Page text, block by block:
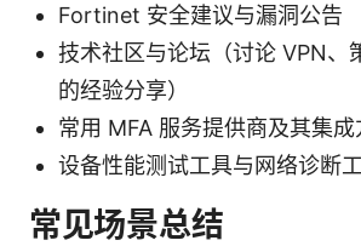
Fortinet 安全建议与漏洞公告
技术社区与论坛（讨论 VPN、
的经验分享）
常用 MFA 服务提供商及其集成
设备性能测试工具与网络诊断
常见场景总结